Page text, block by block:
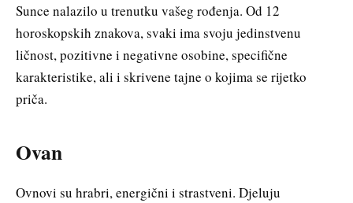
Sunce nalazilo u trenutku vašeg rođenja. Od 12
horoskopskih znakova, svaki ima svoju jedinstvenu
ličnost, pozitivne i negativne osobine, specifične
karakteristike, ali i skrivene tajne o kojima se rijetko
priča.
Ovan
Ovnovi su hrabri, energični i strastveni. D‌jeluju